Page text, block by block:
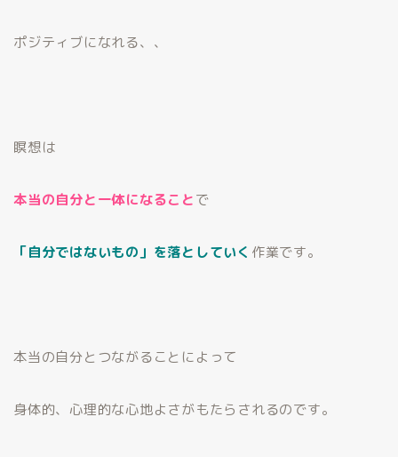
ポジティブになれる、、
瞑想は
本当の自分と一体になることで
「自分ではないもの」を落としていく 作業です。
本当の自分とつながることによって
身体的、心理的な心地よさがもたらされるのです。